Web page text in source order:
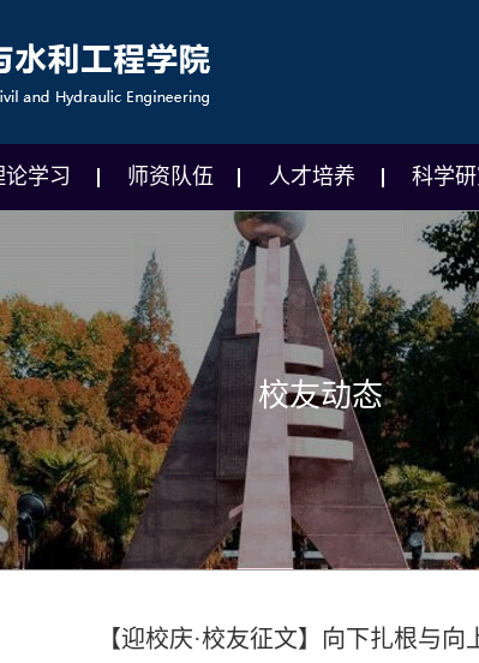
论学习 师资队伍 人才培养 科学
校友动态
【迎校庆·校友征文】向下扎根与